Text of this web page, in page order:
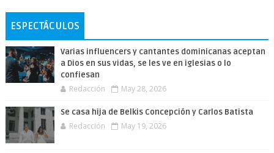
ESPECTÁCULOS
Varias influencers y cantantes dominicanas aceptan
a Dios en sus vidas, se les ve en iglesias o lo
confiesan
Redacción May 28, 2026
Se casa hija de Belkis Concepción y Carlos Batista
Redacción May 19, 2026